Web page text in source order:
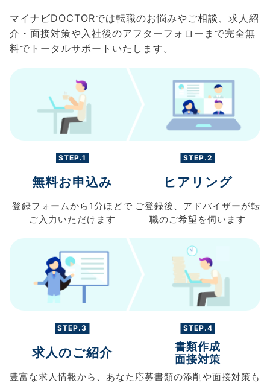
マイナビDOCTORでは転職のお悩みやご相談、求人紹
介・面接対策や入社後のアフターフォローまで完全無
料でトータルサポートいたします。
STEP.1
無料お申込み
登録フォームから 1分ほどで
ご入力 いただけます
STEP.2
ヒアリング
ご登録後、 アドバイザーが転
職のご希望を伺います
STEP.3
求人のご紹介
豊富な求人情報から、 あなた
STEP.4
書類作成
面接対策
応募書類の添削や面接対策も